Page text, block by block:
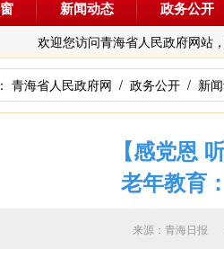
欢迎您访问青海省人民政府网站
新闻动态 政务公开
青海省人民政府网 / 政务公开 / 新
【感党恩
老年教育
来源：青海日报